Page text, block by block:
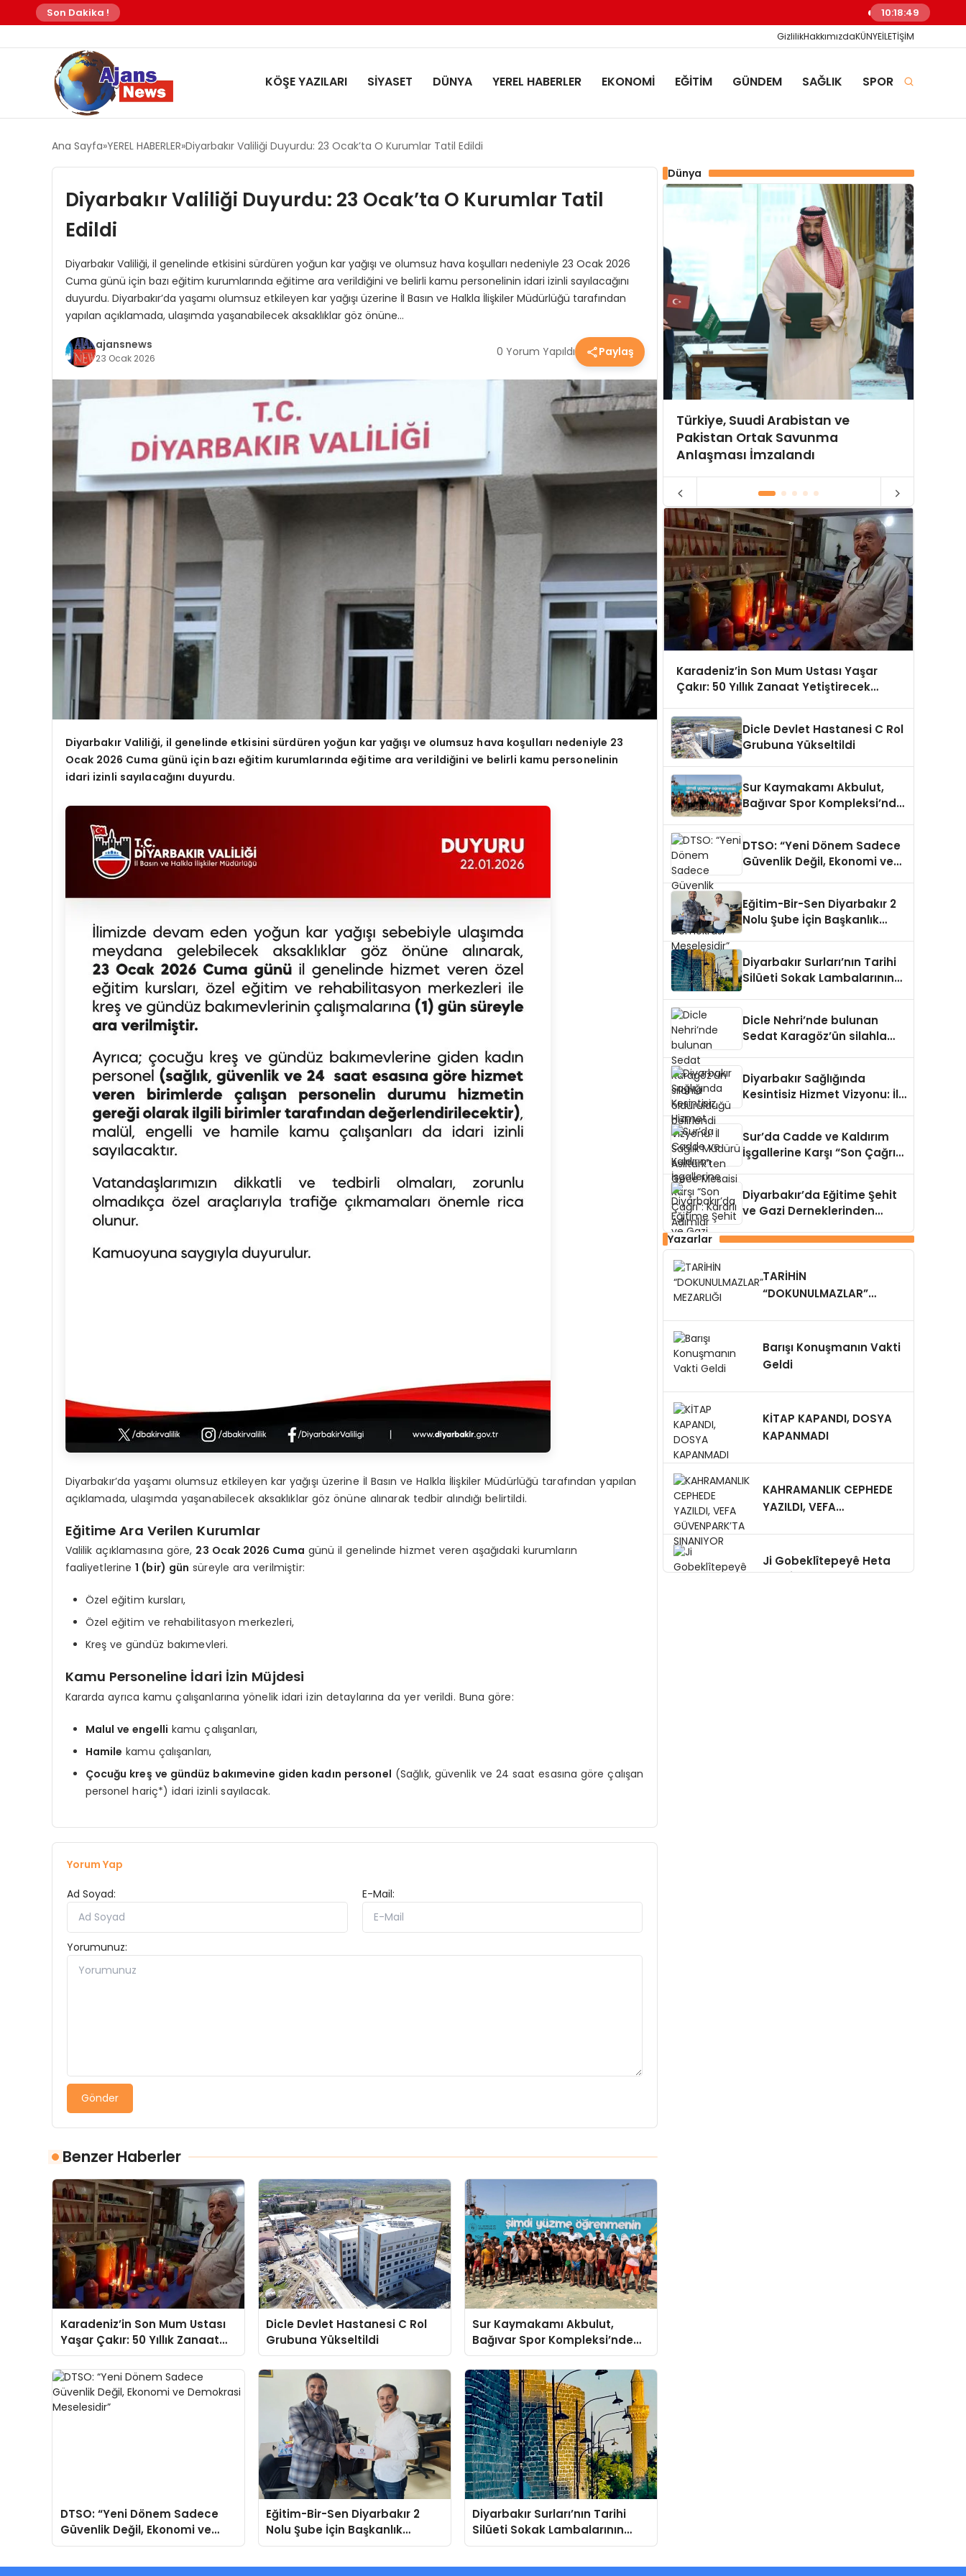
Son Dakika ! Yükseköğretimde Öğrenci
10:18:50
GizlilikHakkımızdaKÜNYEİLETİŞİM
KÖŞE YAZILARI SİYASET DÜNYA YEREL HABERLER EKONOMİ EĞİTİM GÜNDEM SAĞLIK SPOR
Ana Sayfa YEREL HABERLER Diyarbakır Valiliği Duyurdu: 23 Ocak’ta O Kurumlar Tatil Edildi
Diyarbakır Valiliği Duyurdu: 23 Ocak’ta O Kurumlar Tatil
Edildi
Diyarbakır Valiliği, il genelinde etkisini sürdüren yoğun kar yağışı ve olumsuz hava koşulları nedeniyle 23 Ocak 2026
Cuma günü için bazı eğitim kurumlarında eğitime ara verildiğini ve belirli kamu personelinin idari izinli sayılacağını
duyurdu. ​Diyarbakır’da yaşamı olumsuz etkileyen kar yağışı üzerine İl Basın ve Halkla İlişkiler Müdürlüğü tarafından
yapılan açıklamada, ulaşımda yaşanabilecek aksaklıklar göz önüne…
ajansnews
23 Ocak 2026 0 Yorum Yapıldı Paylaş
Diyarbakır Valiliği, il genelinde etkisini sürdüren yoğun kar yağışı ve olumsuz hava koşulları nedeniyle 23
Ocak 2026 Cuma günü için bazı eğitim kurumlarında eğitime ara verildiğini ve belirli kamu personelinin
idari izinli sayılacağını duyurdu.
​Diyarbakır’da yaşamı olumsuz etkileyen kar yağışı üzerine İl Basın ve Halkla İlişkiler Müdürlüğü tarafından yapılan
açıklamada, ulaşımda yaşanabilecek aksaklıklar göz önüne alınarak tedbir alındığı belirtildi.
​Eğitime Ara Verilen Kurumlar
​Valilik açıklamasına göre, 23 Ocak 2026 Cuma günü il genelinde hizmet veren aşağıdaki kurumların
faaliyetlerine1 (bir) gün süreyle ara verilmiştir:
​Özel eğitim kursları,
​Özel eğitim ve rehabilitasyon merkezleri,
​Kreş ve gündüz bakımevleri.
​Kamu Personeline İdari İzin Müjdesi
​Kararda ayrıca kamu çalışanlarına yönelik idari izin detaylarına da yer verildi. Buna göre:
Malul ve engelli kamu çalışanları,
Hamile kamu çalışanları,
Çocuğu kreş ve gündüz bakımevine giden kadın personel (Sağlık, güvenlik ve 24 saat esasına göre çalışan
personel hariç*) idari izinli sayılacak.
Yorum Yap
Ad Soyad: E-Mail:
Yorumunuz:
Gönder
Benzer Haberler
Karadeniz’in Son Mum Ustası
Yaşar Çakır: 50 Yıllık Zanaat
Yetiştirecek Çırak Arıyor
Dicle Devlet Hastanesi C Rol
Grubuna Yükseltildi
Sur Kaymakamı Akbulut,
Bağıvar Spor Kompleksi’nde
Genç Sporcularla Buluştu
DTSO: “Yeni Dönem Sadece
Güvenlik Değil, Ekonomi ve
Demokrasi Meselesidir”
Eğitim-Bir-Sen Diyarbakır 2
Nolu Şube İçin Başkanlık
Adaylığı Duyuruldu
Diyarbakır Surları’nın Tarihi
Silüeti Sokak Lambalarının
Ardında Kaldı
Dünya
Türkiye, Suudi Arabistan ve
Pakistan Ortak Savunma
Anlaşması İmzalandı
Karadeniz’in Son Mum Ustası Yaşar
Çakır: 50 Yıllık Zanaat Yetiştirecek
Dicle Devlet Hastanesi C Rol
Grubuna Yükseltildi
Sur Kaymakamı Akbulut,
Bağıvar Spor Kompleksi’nde
DTSO: “Yeni Dönem Sadece
Güvenlik Değil, Ekonomi ve
Eğitim-Bir-Sen Diyarbakır 2
Nolu Şube İçin Başkanlık
Diyarbakır Surları’nın Tarihi
Silüeti Sokak Lambalarının
Dicle Nehri’nde bulunan
Sedat Karagöz’ün silahla
Diyarbakır Sağlığında
Kesintisiz Hizmet Vizyonu: İl
Sur’da Cadde ve Kaldırım
İşgallerine Karşı “Son Çağrı”:
Diyarbakır’da Eğitime Şehit
ve Gazi Derneklerinden
Yazarlar
TARİHİN
“DOKUNULMAZLAR”
Barışı Konuşmanın Vakti
Geldi
KİTAP KAPANDI, DOSYA
KAPANMADI
KAHRAMANLIK CEPHEDE
YAZILDI, VEFA
Ji Gobeklîtepeyê Heta